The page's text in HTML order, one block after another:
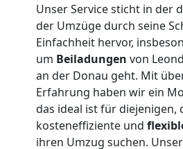
Unser Service sticht in der
der Umzüge durch seine
Einfachheit hervor,
um Beiladungen von
an der Donau geht. Mit
Erfahrung haben wir ein
das ideal ist für diejenigen,
kosteneffiziente und
ihren Umzug suchen.
Umzugshelfer
Leonding
Möbeltaxi